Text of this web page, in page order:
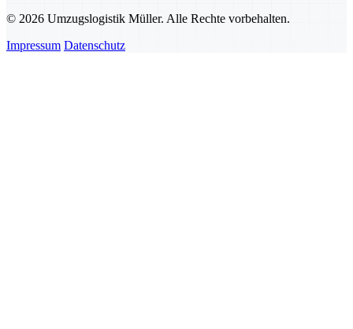
© 2026 Umzugslogistik Müller. Alle Rechte vorbehalten.
Impressum Datenschutz